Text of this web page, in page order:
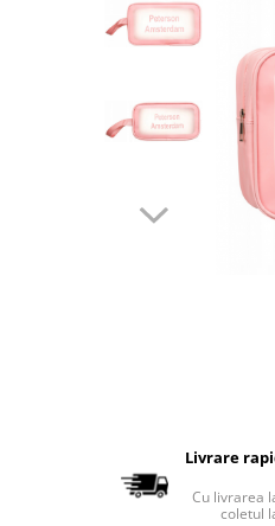
Livrare
Cu livrarea
coletul